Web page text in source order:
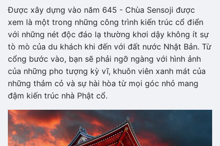
Được xây dựng vào năm 645 - Chùa Sensoji được
xem là một trong những công trình kiến trúc cổ điển
với những nét độc đáo lạ thường khơi dậy không ít sự
tò mò của du khách khi đến với đất nước Nhật Bản. Từ
cổng bước vào, bạn sẽ phải ngỡ ngàng với hình ảnh
của những pho tượng kỳ vĩ, khuôn viên xanh mát của
những thảm cỏ và sự hài hòa từ mọi góc nhỏ mang
đậm kiến trúc nhà Phật cổ.